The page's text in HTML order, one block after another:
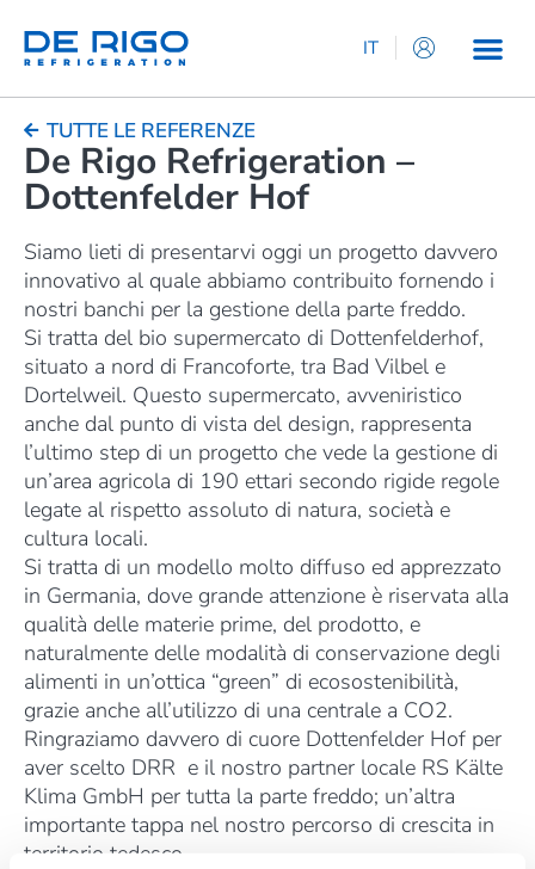
IT
EN
DE
TUTTE LE REFERENZE
De Rigo Refrigeration –
Dottenfelder Hof
Siamo lieti di presentarvi oggi un progetto davvero
innovativo al quale abbiamo contribuito fornendo i
nostri banchi per la gestione della parte freddo.
Si tratta del bio supermercato di Dottenfelderhof,
situato a nord di Francoforte, tra Bad Vilbel e
Dortelweil. Questo supermercato, avveniristico
anche dal punto di vista del design, rappresenta
l’ultimo step di un progetto che vede la gestione di
un’area agricola di 190 ettari secondo rigide regole
legate al rispetto assoluto di natura, società e
cultura locali.
Si tratta di un modello molto diffuso ed apprezzato
in Germania, dove grande attenzione è riservata alla
qualità delle materie prime, del prodotto, e
naturalmente delle modalità di conservazione degli
alimenti in un’ottica “green” di ecosostenibilità,
grazie anche all’utilizzo di una centrale a CO2.
Ringraziamo davvero di cuore Dottenfelder Hof per
aver scelto DRR e il nostro partner locale RS Kälte
Klima GmbH per tutta la parte freddo; un’altra
importante tappa nel nostro percorso di crescita in
territorio tedesco.